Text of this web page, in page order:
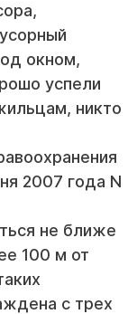
окном,
успели
никто
2007 года N
не ближе
100 м от
с трех